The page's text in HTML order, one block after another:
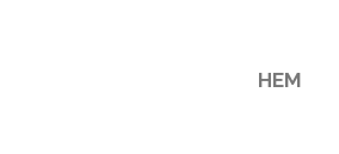
HEM